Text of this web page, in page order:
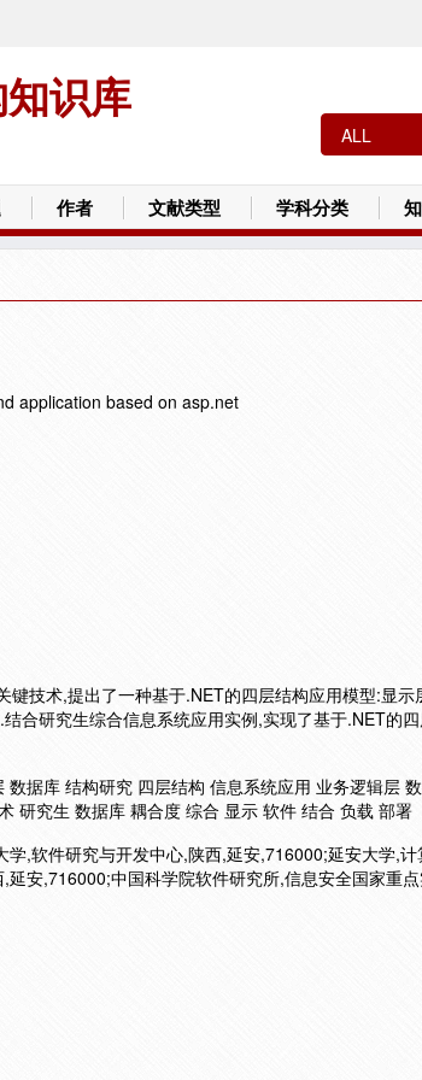
识库
作者 文献类型 学科分类
application based on asp.net
键技术,提出了一种基于.NET的四层结构应用模型:显示
合研究生综合信息系统应用实例,实现了基于.NET的
据库 结构研究 四层结构 信息系统应用 业务逻辑层
研究生 数据库 耦合度 综合 显示 软件 结合 负载 部署
,软件研究与开发中心,陕西,延安,716000;延安大学,
安,716000;中国科学院软件研究所,信息安全国家重